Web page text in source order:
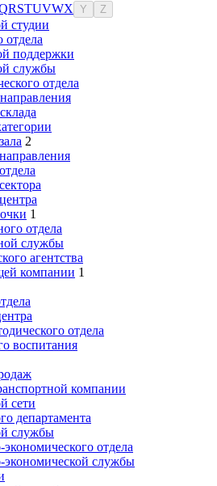
RSTUVWX Y Z
студии
отдела
поддержки
службы
отдела
2
1
отдела
службы
агентства
компании 1
отдела
воспитания
компании
сети
департамента
службы
отдела
экономической службы